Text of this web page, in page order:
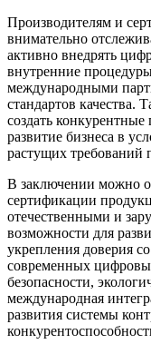
Производителям и
внимательно
активно внедрять
внутренние
международными
стандартов качества.
создать
развитие бизнеса в
растущих требований
В заключении можно
сертификации
отечественными и
возможности для
укрепления доверия
современных
безопасности,
международная
развития системы